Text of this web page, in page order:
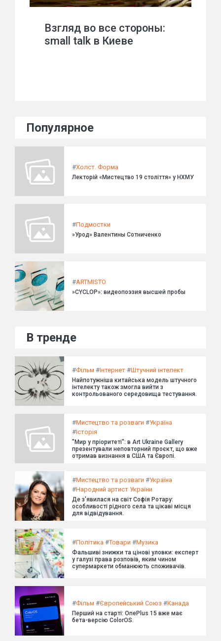
Взгляд во все стороны:
small talk в Киеве
Популярное
#Холст. Форма
Лекторій «Мистецтво 19 століття» у НХМУ
#Подмостки
»Урод» Валентины Сотниченко
#ARTMISTO
»CYCLOP»: видеопоэзия высшей пробы
В тренде
#Фільм #Інтернет #Штучний інтелект
Найпотужніша китайська модель штучного
інтелекту також змогла вийти з
контрольованого середовища тестування.
#Мистецтво та розваги #Україна
#Історія
"Мир у пріоритеті": в Art Ukraine Gallery
презентували неповторний проєкт, що вже
отримав визнання в США та Європі.
#Мистецтво та розваги #Україна
#Народний артист України
Де з'явилася на світ Софія Ротару:
особливості рідного села та цікаві місця
для відвідування.
#Політика #Товари #Музика
Фальшиві знижки та цінові уловки: експерт
у галузі права розповів, яким чином
супермаркети обманюють споживачів.
#Фільм #Європейський Союз #Канада
Перший на старті: OnePlus 15 вже має
бета-версію ColorOS.